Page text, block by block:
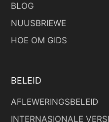
BLOG
NUUSBRIEWE
HOE OM GIDS
BELEID
AFLEWERINGSBELEID
INTERNASIONALE